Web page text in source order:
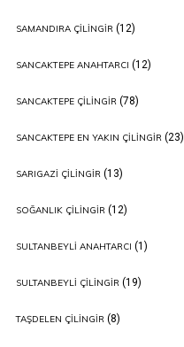
SAMANDIRA ÇILINGIR(12)
SANCAKTEPE ANAHTARCI (12)
SANCAKTEPE ÇILINGIR(78)
SANCAKTEPE EN YAKIN ÇILINGIR(23)
SARIGAZI ÇILINGIR(13)
SOĞANLIK ÇILINGIR(12)
SULTANBEYLI ANAHTARCI (1)
SULTANBEYLI ÇILINGIR(19)
TAŞDELEN ÇILINGIR(8)